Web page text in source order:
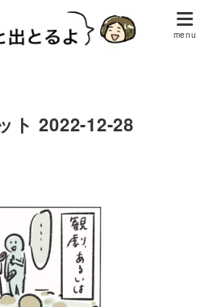
ト 2022-12-28